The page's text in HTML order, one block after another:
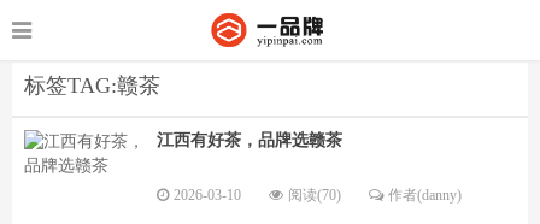
标签TAG:赣茶
江西有好茶，品牌选赣茶
2026-03-10 阅读(70) 作者(danny)